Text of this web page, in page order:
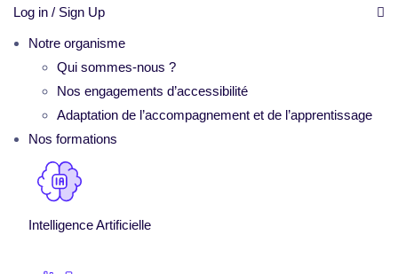
Log in / Sign Up
Notre organisme
Qui sommes-nous ?
Nos engagements d’accessibilité
Adaptation de l’accompagnement et de l’apprentissage
Nos formations
Intelligence Artificielle